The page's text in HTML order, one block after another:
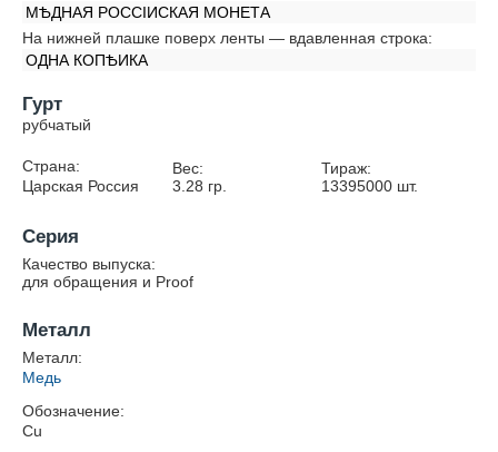
МѢДНАЯ РОССIИСКАЯ МОНЕТА
На нижней плашке поверх ленты — вдавленная строка:
ОДНА КОПѢИКА
Гурт
рубчатый
Страна:
Царская Россия
Вес:
3.28 гр.
Тираж:
13395000 шт.
Серия
Качество выпуска:
для обращения и Proof
Металл
Металл:
Медь
Обозначение:
Cu